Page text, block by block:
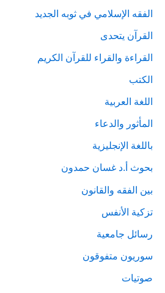
الفقه الإسلامي في ثوبه الجديد
القرآن يتحدى
القراءة والقراء للقرآن الكريم
الكتب
اللغة العربية
المأثور والدعاء
باللغة الإنجليزية
بحوث أ.د غسان حمدون
بين الفقه والقانون
تزكية الأنفس
رسائل جامعية
سوريون متفوقون
صوتيات